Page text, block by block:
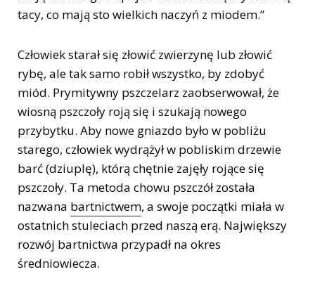
tacy, co mają sto wielkich naczyń z miodem.”
Człowiek starał się złowić zwierzynę lub złowić
rybę, ale tak samo robił wszystko, by zdobyć
miód. Prymitywny pszczelarz zaobserwował, że
wiosną pszczoły roją się i szukają nowego
przybytku. Aby nowe gniazdo było w pobliżu
starego, człowiek wydrążył w pobliskim drzewie
barć (dziuplę), którą chętnie zajęły rojące się
pszczoły. Ta metoda chowu pszczół została
nazwana bartnictwem, a swoje początki miała w
ostatnich stuleciach przed naszą erą. Największy
rozwój bartnictwa przypadł na okres
średniowiecza.